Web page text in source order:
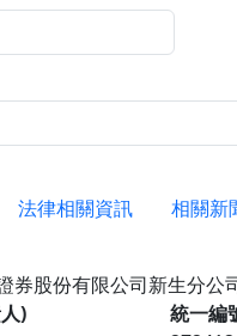
法律相關資訊
相關新
券股份有限公司新生分公
)
統一編